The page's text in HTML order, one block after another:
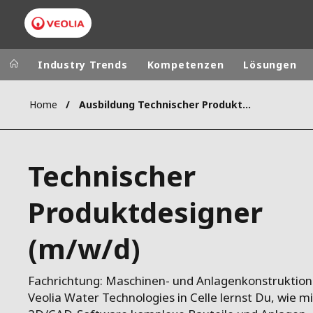
Worldwide
CHINA
ESPAÑA
FINLAND
Industry Trends Kompetenzen Lösungen
Home Ausbildung Technischer Produktdesigner
Technischer
Produktdesigner
(m/w/d)
Fachrichtung: Maschinen- und
Veolia Water Technologies in Celle lernst Du, wie